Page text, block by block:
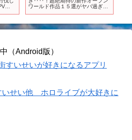
ワールド作品１５選がヤバ過ぎ
【PS4/PS5/Switch/XSX/STEAM】
（Android版）
いせいが好きになるアプリ
せい他 ホロライブが大好きに